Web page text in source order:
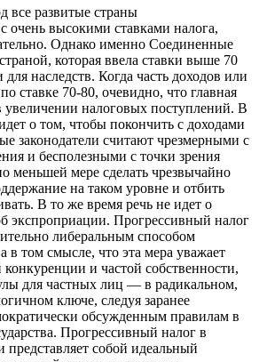
развитые страны
очень высокими ставками налога,
Однако именно Соединенные
которая ввела ставки выше 70
для наследств. Когда часть доходов или
ставке 70-80, очевидно, что главная
увеличении налоговых поступлений. В
о том, чтобы покончить с доходами
законодатели считают чрезмерными с
и бесполезными с точки зрения
меньшей мере сделать чрезвычайно
на таком уровне и отбить
В то же время речь не идет о
экспроприации. Прогрессивный налог
либеральным способом
в том смысле, что эта мера уважает
и частой собственности,
для частных лиц — в радикальном,
ключе, следуя заранее
обсужденным правилам в
Прогрессивный налог в
собой идеальный